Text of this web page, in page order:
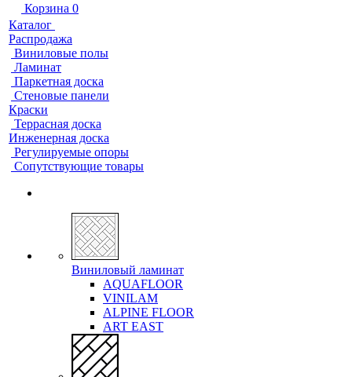
Корзина 0
Каталог
Распродажа
Виниловые полы
Ламинат
Паркетная доска
Стеновые панели
Краски
Террасная доска
Инженерная доска
Регулируемые опоры
Сопутствующие товары
Виниловый ламинат
AQUAFLOOR
VINILAM
ALPINE FLOOR
ART EAST